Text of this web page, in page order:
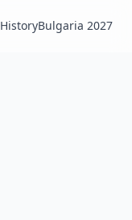
HistoryBulgaria 2027